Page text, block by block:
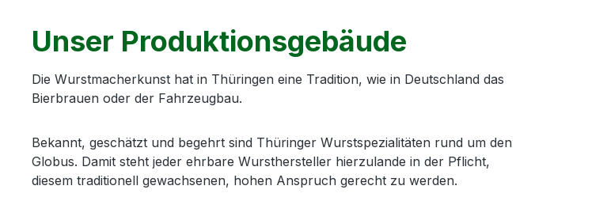
Unser Produktionsgebäude
Die Wurstmacherkunst hat in Thüringen eine Tradition, wie in Deutschland das
Bierbrauen oder der Fahrzeugbau.
Bekannt, geschätzt und begehrt sind Thüringer Wurstspezialitäten rund um den
Globus. Damit steht jeder ehrbare Wursthersteller hierzulande in der Pflicht,
diesem traditionell gewachsenen, hohen Anspruch gerecht zu werden.